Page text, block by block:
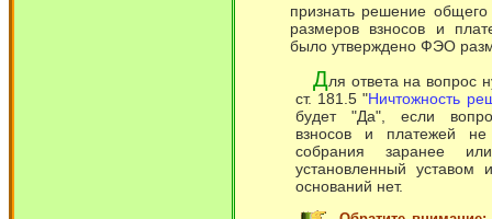
признать решение
размеров взносов и
было утверждено ФЭО
Для ответа на вопрос
ст. 181.5 "Ничтожность
будет "Да", если
взносов и платежей
собрания заранее
установленный уставом
оснований нет.